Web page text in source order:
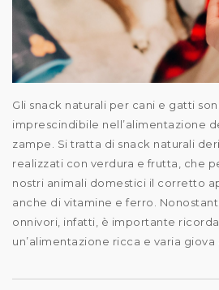
Gli snack naturali per cani e gatti
imprescindibile nell’alimentazione
zampe. Si tratta di snack naturali
realizzati con verdura e frutta, che
nostri animali domestici il corretto
anche di vitamine e ferro.
onnivori, infatti, è importante
un’alimentazione ricca e varia giova